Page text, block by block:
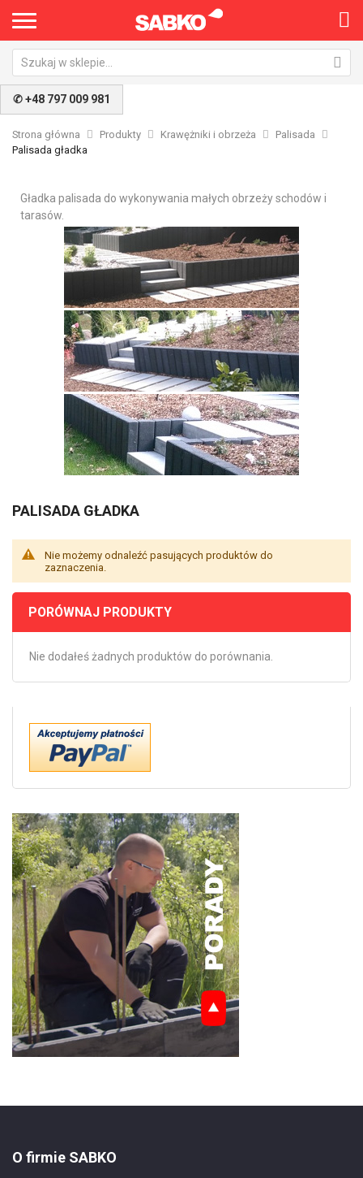
✆ +48 797 009 981
Strona główna Produkty Krawężniki i obrzeża
Palisada
Palisada gładka
Gładka palisada do wykonywania małych obrzeży schodów i
tarasów.
PALISADA GŁADKA
Nie możemy odnaleźć pasujących produktów do
zaznaczenia.
PORÓWNAJ PRODUKTY
Nie dodałeś żadnych produktów do porównania.
O firmie SABKO